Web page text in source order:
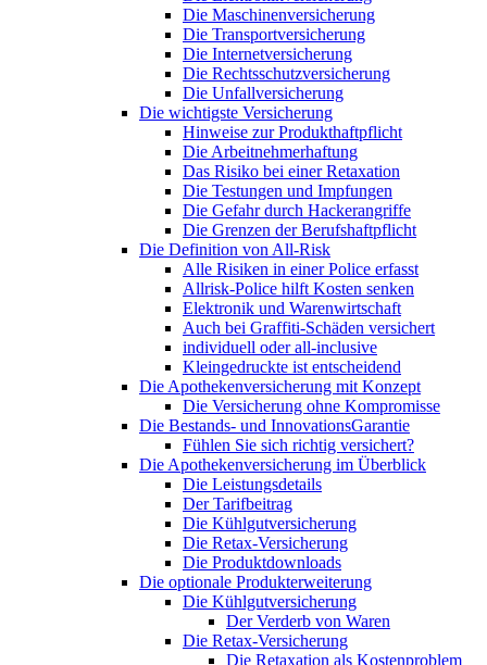
Die Maschinenversicherung
Die Transportversicherung
Die Internetversicherung
Die Rechtsschutzversicherung
Die Unfallversicherung
Die wichtigste Versicherung
Hinweise zur Produkthaftpflicht
Die Arbeitnehmerhaftung
Das Risiko bei einer Retaxation
Die Testungen und Impfungen
Die Gefahr durch Hackerangriffe
Die Grenzen der Berufshaftpflicht
Die Definition von All-Risk
Alle Risiken in einer Police erfasst
Allrisk-Police hilft Kosten senken
Elektronik und Warenwirtschaft
Auch bei Graffiti-Schäden versichert
individuell oder all-inclusive
Kleingedruckte ist entscheidend
Die Apothekenversicherung mit Konzept
Die Versicherung ohne Kompromisse
Die Bestands- und InnovationsGarantie
Fühlen Sie sich richtig versichert?
Die Apothekenversicherung im Überblick
Die Leistungsdetails
Der Tarifbeitrag
Die Kühlgutversicherung
Die Retax-Versicherung
Die Produktdownloads
Die optionale Produkterweiterung
Die Kühlgutversicherung
Der Verderb von Waren
Die Retax-Versicherung
Die Retaxation als Kostenproblem